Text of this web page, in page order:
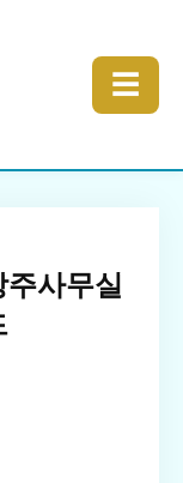
☰
사무실